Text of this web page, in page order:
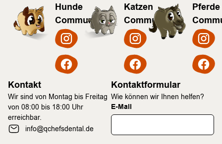
Hunde
Community
Katzen
Community
Pferde
Kontakt
Wir sind von Montag bis Freitag
von 08:00 bis 18:00 Uhr
erreichbar.
info@qchefsdental.de
Kontaktformular
Wie können wir Ihnen helfen?
E-Mail